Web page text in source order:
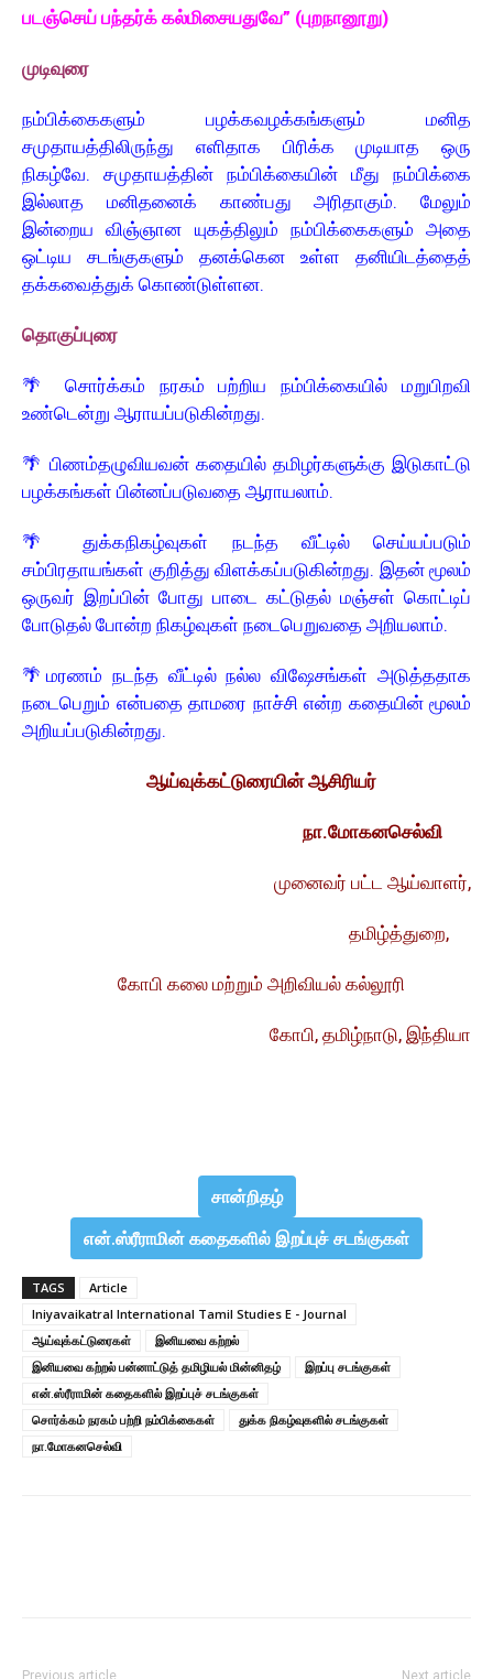
படஞ்செய் பந்தர்க் கல்மிசையதுவே” (புறநானூறு)
முடிவுரை
நம்பிக்கைகளும் பழக்கவழக்கங்களும் மனித
சமுதாயத்திலிருந்து எளிதாக பிரிக்க முடியாத ஒரு
நிகழ்வே. சமுதாயத்தின் நம்பிக்கையின் மீது நம்பிக்கை
இல்லாத மனிதனைக் காண்பது அரிதாகும். மேலும்
இன்றைய விஞ்ஞான யுகத்திலும் நம்பிக்கைகளும் அதை
ஒட்டிய சடங்குகளும் தனக்கென உள்ள தனியிடத்தைத்
தக்கவைத்துக் கொண்டுள்ளன.
தொகுப்புரை
🌴 சொர்க்கம் நரகம் பற்றிய நம்பிக்கையில் மறுபிறவி
உண்டென்று ஆராயப்படுகின்றது.
🌴 பிணம்தழுவியவன் கதையில் தமிழர்களுக்கு இடுகாட்டு
பழக்கங்கள் பின்னப்படுவதை ஆராயலாம்.
🌴துக்கநிகழ்வுகள் நடந்த வீட்டில் செய்யப்படும்
சம்பிரதாயங்கள் குறித்து விளக்கப்படுகின்றது. இதன் மூலம்
ஒருவர் இறப்பின் போது பாடை கட்டுதல் மஞ்சள் கொட்டிப்
போடுதல் போன்ற நிகழ்வுகள் நடைபெறுவதை அறியலாம்.
🌴 மரணம் நடந்த வீட்டில் நல்ல விஷேசங்கள் அடுத்ததாக
நடைபெறும் என்பதை தாமரை நாச்சி என்ற கதையின் மூலம்
அறியப்படுகின்றது.
ஆய்வுக்கட்டுரையின் ஆசிரியர்
நா.மோகனசெல்வி
முனைவர் பட்ட ஆய்வாளர்,
தமிழ்த்துறை,
கோபி கலை மற்றும் அறிவியல் கல்லூரி
கோபி, தமிழ்நாடு, இந்தியா
சான்றிதழ்
என்.ஸ்ரீராமின் கதைகளில் இறப்புச் சடங்குகள்
TAGS
Article
Iniyavaikatral International Tamil Studies E - Journal
ஆய்வுக்கட்டுரைகள்
இனியவை கற்றல்
இனியவை கற்றல் பன்னாட்டுத் தமிழியல் மின்னிதழ்
இறப்பு சடங்குகள்
என்.ஸ்ரீராமின் கதைகளில் இறப்புச் சடங்குகள்
சொர்க்கம் நரகம் பற்றி நம்பிக்கைகள்
துக்க நிகழ்வுகளில் சடங்குகள்
நா.மோகனசெல்வி